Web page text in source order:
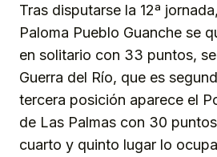
Tras disputarse la 12ª
Paloma Pueblo Guanche se
en solitario con 33 puntos,
Guerra del Río, que es
tercera posición aparece el
de Las Palmas con 30
cuarto y quinto lugar lo